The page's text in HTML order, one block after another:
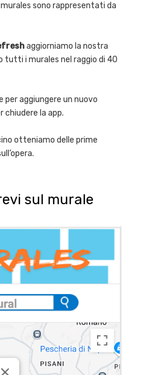
sono rappresentati da
aggiorniamo la nostra
tutti i murales nel raggio di 40
per aggiungere un nuovo
chiudere la app.
otteniamo delle prime
sul murale